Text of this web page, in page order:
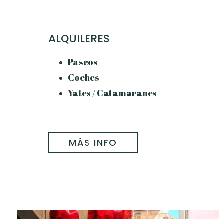
ALQUILERES
Paseos
Coches
Yates / Catamaranes
MÁS INFO